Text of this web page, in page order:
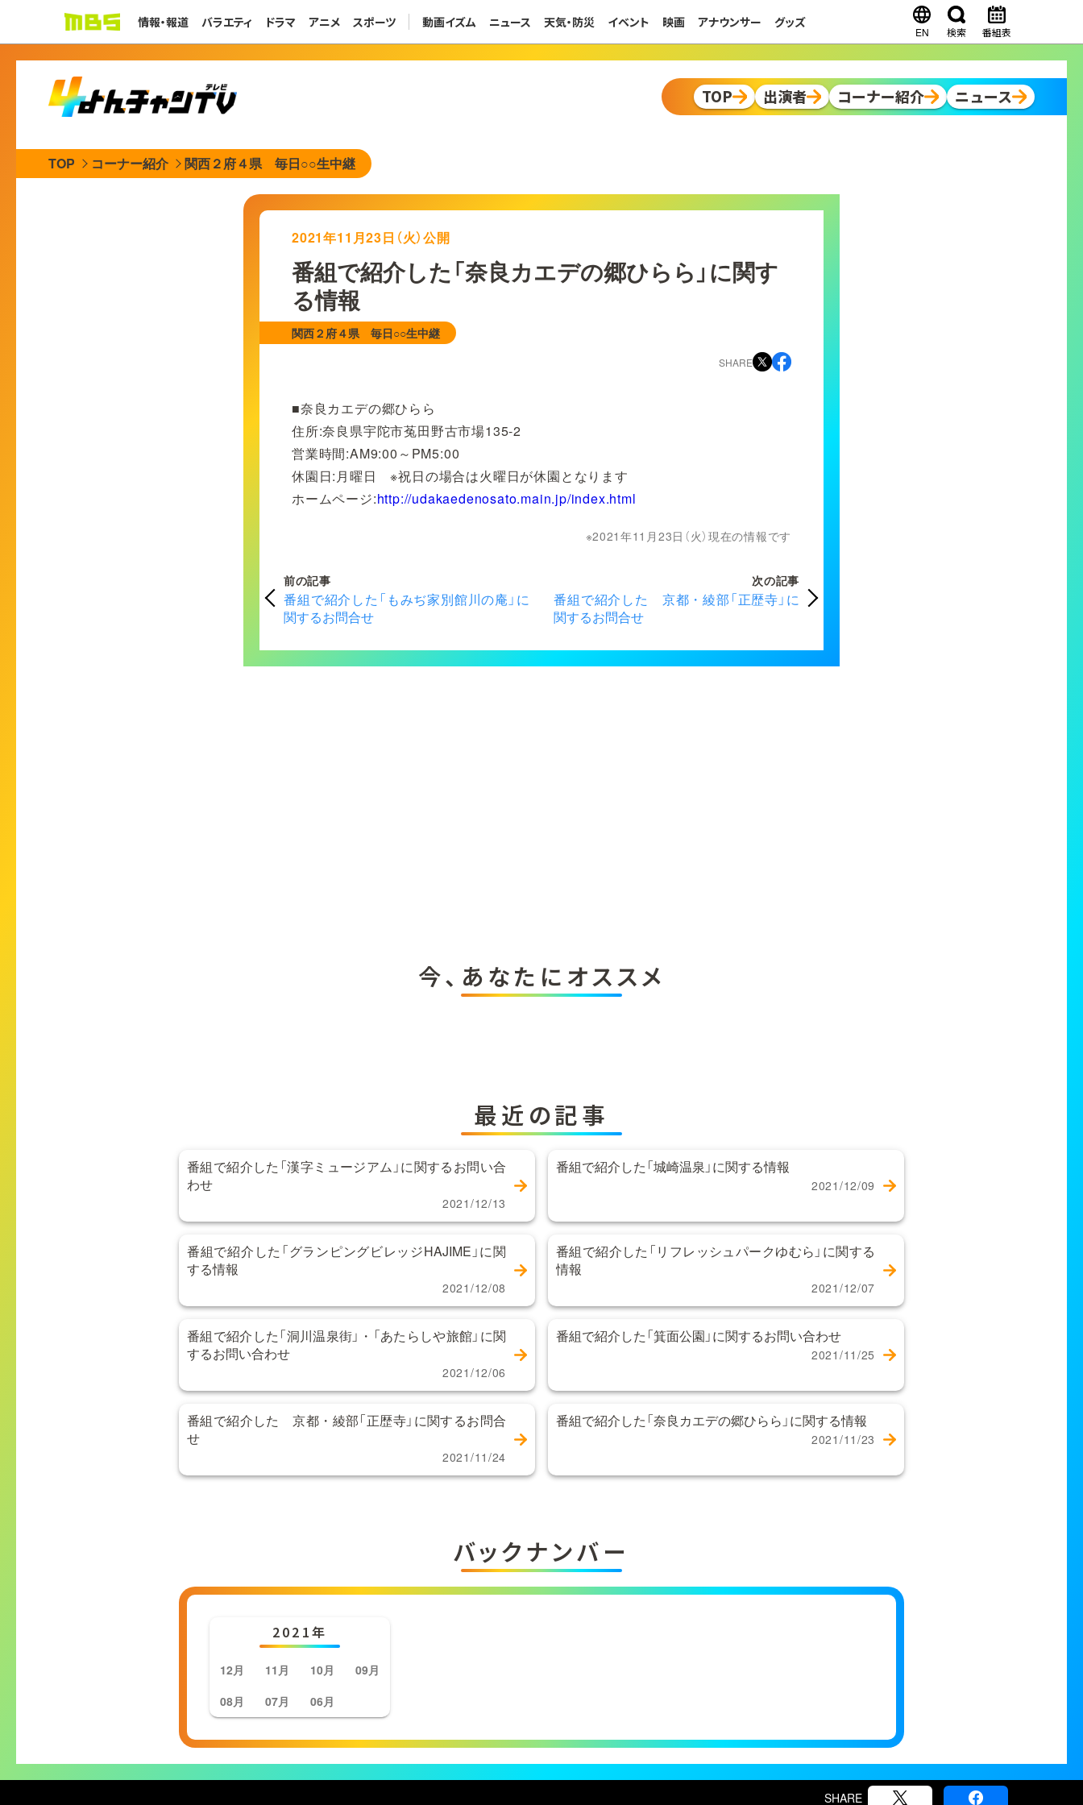
情報・報道 バラエティ ドラマ アニメ スポーツ 動画イズム ニュース 天気・防災 イベント 映画 アナウンサー グッズ
EN 検索 番組表
TOP 出演者 コーナー紹介 ニュース
TOP コーナー紹介 関西２府４県 毎日○○生中継
2021年11月23日（火）公開
番組で紹介した「奈良カエデの郷ひらら」に関す
る情報
関西２府４県 毎日○○生中継
SHARE
■奈良カエデの郷ひらら
住所:奈良県宇陀市菟田野古市場135-2
営業時間:AM9:00～PM5:00
休園日:月曜日 ※祝日の場合は火曜日が休園となります
ホームページ:http://udakaedenosato.main.jp/index.html
2021年11月23日（火）現在の情報です
前の記事
番組で紹介した「もみぢ家別館川の庵」に
関するお問合せ
次の記事
番組で紹介した 京都・綾部「正歴寺」に
関するお問合せ
今、あなたにオススメ
最近の記事
番組で紹介した「漢字ミュージアム」に関するお問い合
わせ
2021/12/13
番組で紹介した「城崎温泉」に関する情報
2021/12/09
番組で紹介した「グランピングビレッジHAJIME」に関
する情報
2021/12/08
番組で紹介した「リフレッシュパークゆむら」に関する
情報
2021/12/07
番組で紹介した「洞川温泉街」・「あたらしや旅館」に関
するお問い合わせ
2021/12/06
番組で紹介した「箕面公園」に関するお問い合わせ
2021/11/25
番組で紹介した 京都・綾部「正歴寺」に関するお問合
せ
2021/11/24
番組で紹介した「奈良カエデの郷ひらら」に関する情報
2021/11/23
バックナンバー
2021年
12月 11月 10月
09月
08月
07月 06月
SHARE